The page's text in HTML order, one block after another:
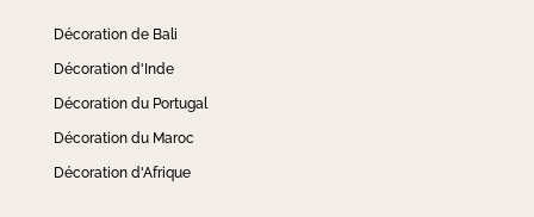
Décoration de Bali
Décoration d'Inde
Décoration du Portugal
Décoration du Maroc
Décoration d'Afrique